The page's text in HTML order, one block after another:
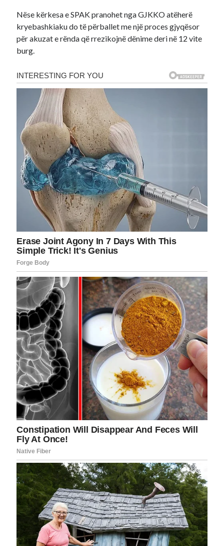
Nëse kërkesa e SPAK pranohet nga GJKKO atëherë
kryebashkiaku do të përballet me një proces gjyqësor
për akuzat e rënda që rrezikojnë dënime deri në 12 vite
burg.